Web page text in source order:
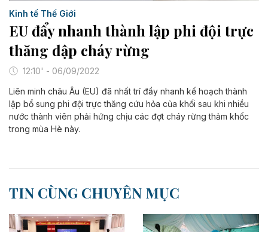
Kinh tế Thế Giới
EU đẩy nhanh thành lập phi đội trực
thăng dập cháy rừng
12:10' - 06/09/2022
Liên minh châu Âu (EU) đã nhất trí đẩy nhanh kế hoạch thành
lập bổ sung phi đội trực thăng cứu hỏa của khối sau khi nhiều
nước thành viên phải hứng chịu các đợt cháy rừng thảm khốc
trong mùa Hè này.
TIN CÙNG CHUYÊN MỤC